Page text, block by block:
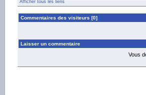
Afficher tous les liens
Commentaires des visiteurs [0]
Laisser un commentaire
Vous